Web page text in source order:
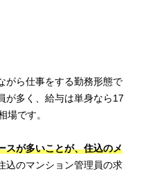
がら仕事をする勤務形態で
が多く、給与は単身なら17
場です。
スが多いことが、住込のメ
込のマンション管理員の求